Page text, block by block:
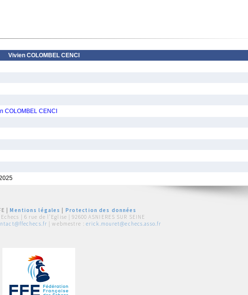
Vivien COLOMBEL CENCI
COLOMBEL CENCI
|Mentions légales
Protection des données
| 6 rue de l'Eglise | 92600 ASNIERES SUR SEINE
| webmestre : erick.mouret@echecs.asso.fr